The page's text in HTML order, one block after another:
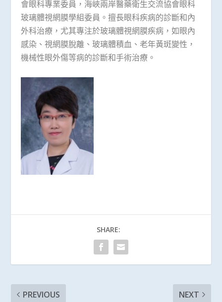
會眼科專業委員，海峽兩岸醫藥衛生交流協會眼科
玻璃體視網膜學組委員。擅長眼科疾病的診斷和內
外科治療，尤其專注於玻璃體視網膜疾病，如眼內
感染、視網膜脫離、玻璃體積血、老年黃斑變性，
機械性眼外傷等病的診斷和手術治療。
SHARE:
PREVIOUS NEXT